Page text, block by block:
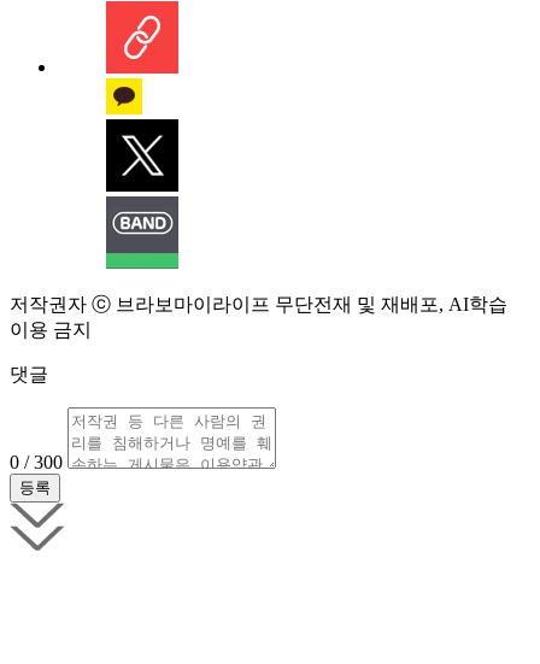
저작권자 ⓒ 브라보마이라이프 무단전재 및 재배포, AI학습
이용 금지
댓글
0 / 300